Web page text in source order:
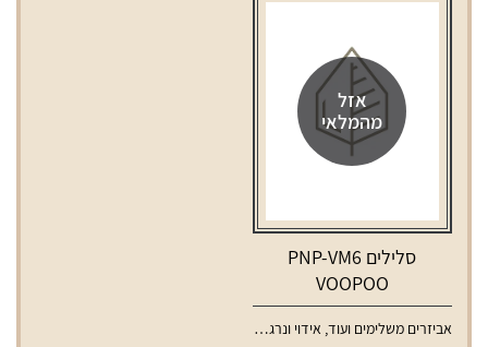
אזל
מהמלאי
סלילים PNP-VM6
VOOPOO
אביזרים משלימים ועוד, אידוי ונרגילות